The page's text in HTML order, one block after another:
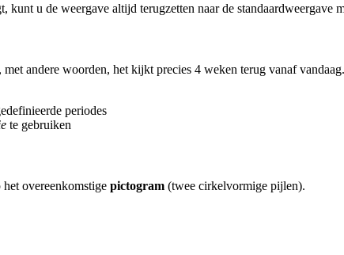
u de weergave altijd terugzetten naar de standaardweergave
andere woorden, het kijkt precies 4 weken terug vanaf
periodes
te gebruiken
overeenkomstige pictogram (twee cirkelvormige pijlen).